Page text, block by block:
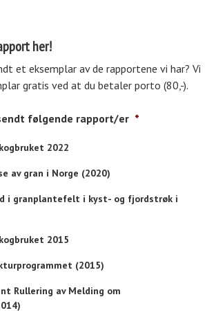
her!
et eksemplar av de rapportene vi har? Vi
gratis ved at du betaler porto (80,-).
følgende rapport/er *
2022
av gran i Norge (2020)
i granplantefelt i kyst- og fjordstrøk i
2015
(2015)
Rullering av Melding om